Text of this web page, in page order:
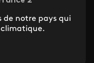
de notre pays qui
climatique.